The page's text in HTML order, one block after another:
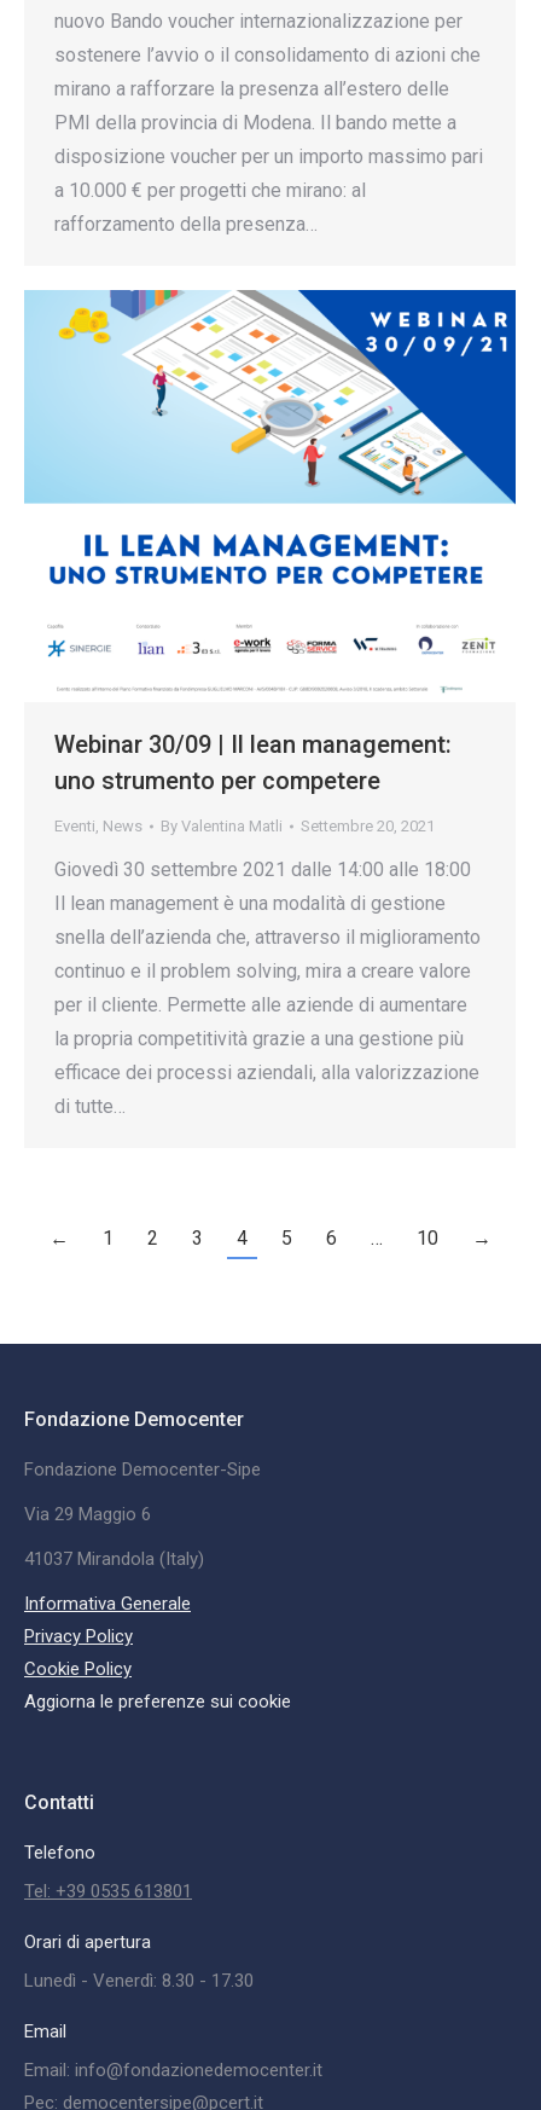
nuovo Bando voucher internazionalizzazione per
sostenere l’avvio o il consolidamento di azioni che
mirano a rafforzare la presenza all’estero delle
PMI della provincia di Modena. Il bando mette a
disposizione voucher per un importo massimo pari
a 10.000 € per progetti che mirano: al
rafforzamento della presenza…
Webinar 30/09 | Il lean management:
uno strumento per competere
Eventi, News By Valentina Matli Settembre 20, 2021
Giovedì 30 settembre 2021 dalle 14:00 alle 18:00
Il lean management è una modalità di gestione
snella dell’azienda che, attraverso il miglioramento
continuo e il problem solving, mira a creare valore
per il cliente. Permette alle aziende di aumentare
la propria competitività grazie a una gestione più
efficace dei processi aziendali, alla valorizzazione
di tutte…
← 1 2 3 4 5 6 … 10 →
Fondazione Democenter
Fondazione Democenter-Sipe
Via 29 Maggio 6
41037 Mirandola (Italy)
Informativa Generale
Privacy Policy
Cookie Policy
Aggiorna le preferenze sui cookie
Contatti
Telefono
Tel: +39 0535 613801
Orari di apertura
Lunedì - Venerdì: 8.30 - 17.30
Email
Email: info@fondazionedemocenter.it
Pec: democentersipe@pcert.it